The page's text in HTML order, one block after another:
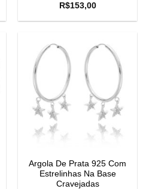
R$153,00
Argola De Prata 925 Com
Estrelinhas Na Base
Cravejadas